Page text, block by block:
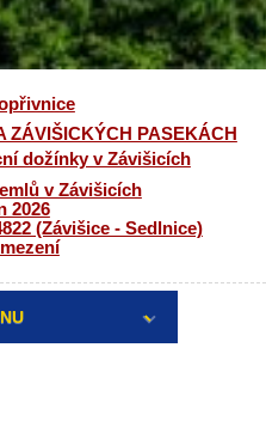
ZÁVIŠICKÝCH PASEKÁCH
dožínky v Závišicích
v Závišicích
2026
(Závišice - Sedlnice)